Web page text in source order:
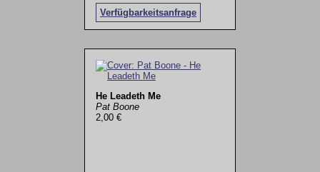
Verfügbarkeitsanfrage
He Leadeth Me
Pat Boone
2,00 €